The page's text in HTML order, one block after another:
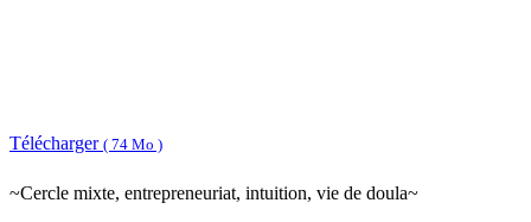
Télécharger ( 74 Mo )
~Cercle mixte, entrepreneuriat, intuition, vie de doula~